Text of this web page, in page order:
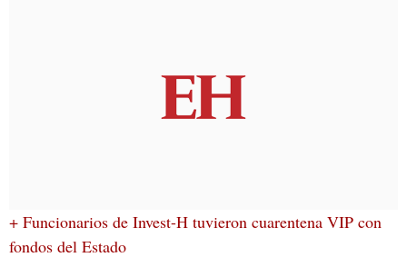
+ Funcionarios de Invest-H tuvieron cuarentena VIP con
fondos del Estado